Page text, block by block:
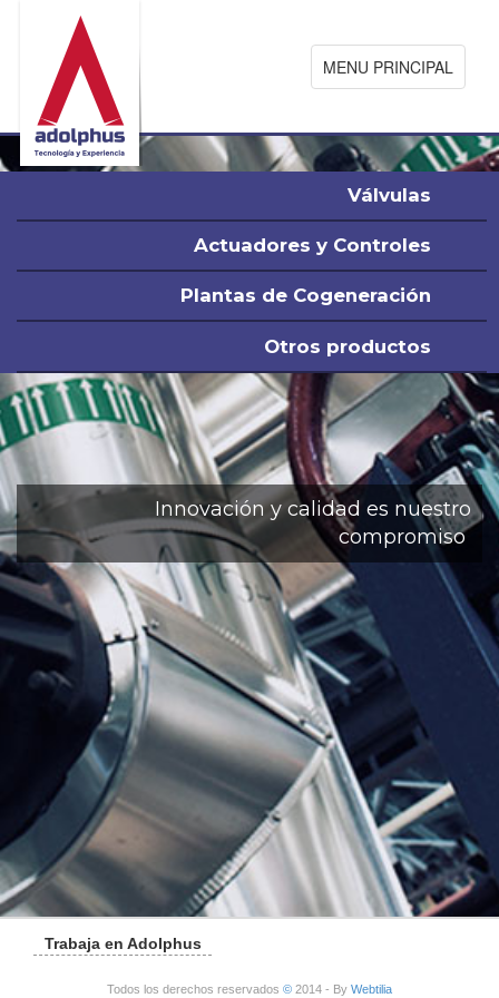
MENU PRINCIPAL
Válvulas
Actuadores y Controles
Plantas de Cogeneración
Otros productos
Innovación y calidad es nuestro
compromiso
Trabaja en Adolphus
Todos los derechos reservados © 2014 - By Webtilia